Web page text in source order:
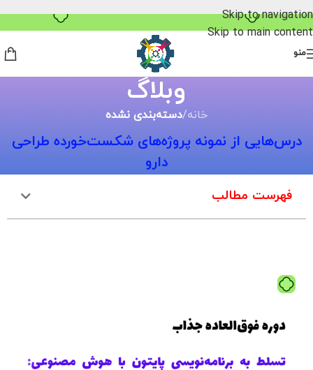
خرید قسطی با ترب‌پی
Skip to navigation
Skip to main content
منو
وبلاگ
خانه/دسته‌بندی نشده
درس‌هایی از نمونه پروژه‌های شکست‌خورده طراحی
دارو
فهرست مطالب